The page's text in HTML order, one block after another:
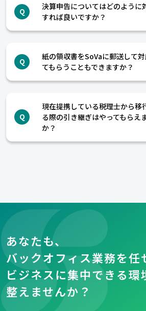
Q
決算申告についてはどのように
すれば良いですか？
Q
紙の領収書をSoVaに郵送して
てもらうこともできますか？
Q
現在提携している税理士から移
る際の引き継ぎはやってもらえ
か？
あなたも、
バックオフィス業務を任
ビジネスに集中できる環
整えませんか？